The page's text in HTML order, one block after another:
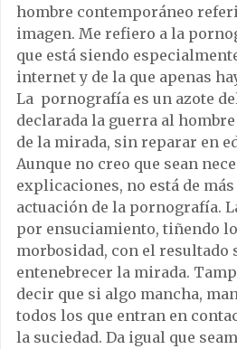
hombre contemporáneo
imagen. Me refiero a la
que está siendo
internet y de la que apenas
La pornografía es un azote
declarada la guerra al
de la mirada, sin reparar en
Aunque no creo que sean
explicaciones, no está de
actuación de la pornografía.
por ensuciamiento, tiñendo
morbosidad, con el resultado
entenebrecer la mirada.
decir que si algo mancha,
todos los que entran en
la suciedad. Da igual que